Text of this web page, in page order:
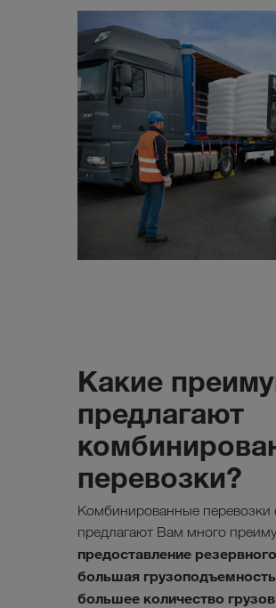
Какие
предлагают
перевозки?
Комбинированные перевозки
предлагают Вам много
предоставление
большая грузоподъемность
большее количество